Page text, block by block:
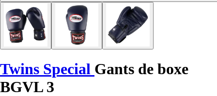
Twins Special Gants de boxe
BGVL 3